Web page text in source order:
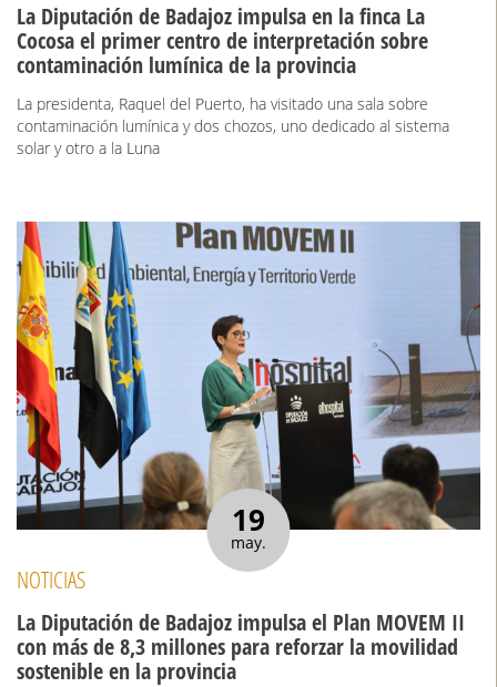
La Diputación de Badajoz impulsa en la finca La
Cocosa el primer centro de interpretación sobre
contaminación lumínica de la provincia
La presidenta, Raquel del Puerto, ha visitado una sala sobre
contaminación lumínica y dos chozos, uno dedicado al sistema
solar y otro a la Luna
19
may.
NOTICIAS
La Diputación de Badajoz impulsa el Plan MOVEM II
con más de 8,3 millones para reforzar la movilidad
sostenible en la provincia